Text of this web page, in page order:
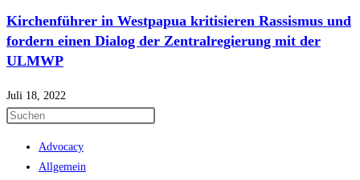
Kirchenführer in Westpapua kritisieren Rassismus und
fordern einen Dialog der Zentralregierung mit der
ULMWP
Juli 18, 2022
Advocacy
Allgemein